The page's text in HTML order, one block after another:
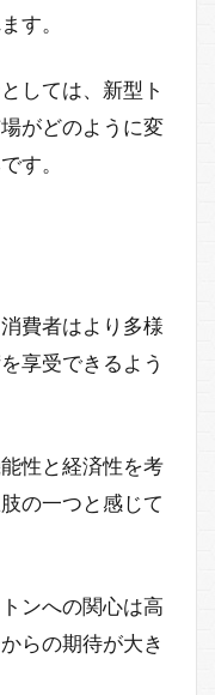
す。
しては、新型ト
がどのように変
す。
費者はより多様
享受できるよう
性と経済性を考
の一つと感じて
ンへの関心は高
らの期待が大き